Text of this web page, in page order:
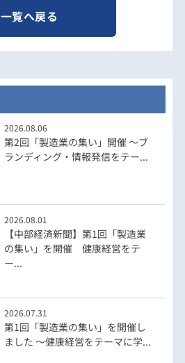
一覧へ戻る
2026.08.06
第2回「製造業の集い」開催 ～ブ
ランディング・情報発信をテー...
2026.08.01
【中部経済新聞】第1回「製造業
の集い」を開催 健康経営をテ
ー...
2026.07.31
第1回「製造業の集い」を開催し
ました ～健康経営をテーマに学...